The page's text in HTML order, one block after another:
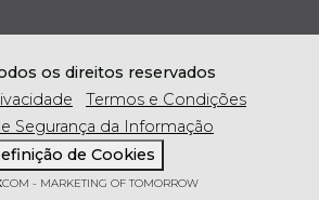
os direitos reservados
Termos e Condições
Segurança da Informação
de Cookies
COM - MARKETING OF TOMORROW